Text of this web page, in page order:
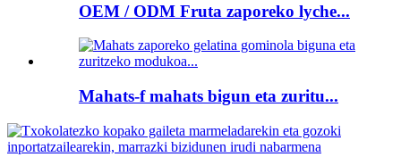
OEM / ODM Fruta zaporeko lyche...
Mahats-f mahats bigun eta zuritu...